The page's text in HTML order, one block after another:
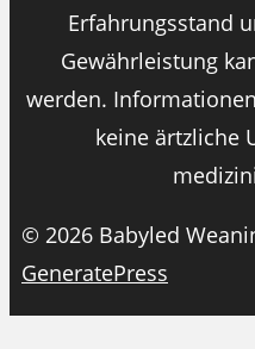
Erfahrungsstand
Gewährleistung
werden.
keine ärtzliche
© 2026 Babyled
GeneratePress